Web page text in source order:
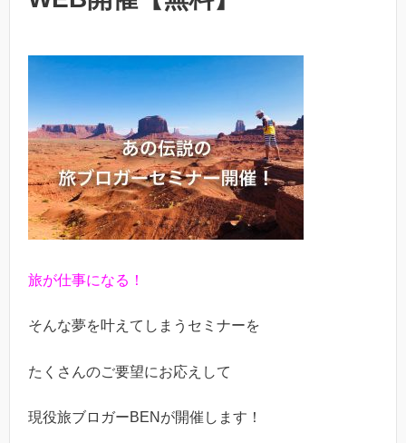
旅が仕事になる！
そんな夢を叶えてしまうセミナーを
たくさんのご要望にお応えして
現役旅ブロガーBENが開催します！